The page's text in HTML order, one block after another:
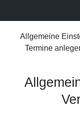
Allgemeine
Termine